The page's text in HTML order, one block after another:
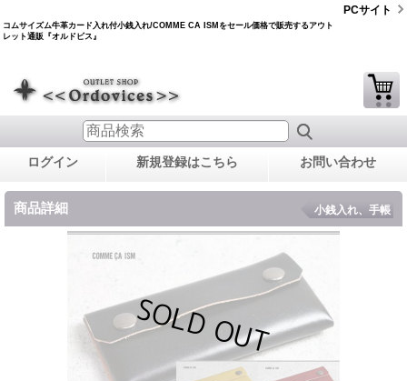
コムサイズム牛革カード入れ付小銭入れ/COMME CA ISMをセール価格で販売するアウト
レット通販『オルドビス』
PCサイト
ログイン 新規登録はこちら お問い合わせ
商品詳細 小銭入れ、手帳